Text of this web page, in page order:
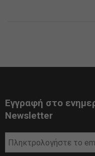
Εγγραφή στο
Newsletter